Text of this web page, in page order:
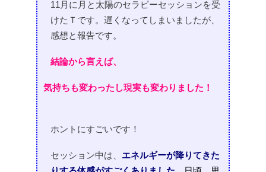
11月に月と太陽のセラピーセッションを受
けたＴです。 遅くなってしまいましたが、
感想と報告です。
結論から言えば、
気持ちも変わったし現実も変わりました！
ホントにすごいです！
セッション中は、 エネルギーが降りてきた